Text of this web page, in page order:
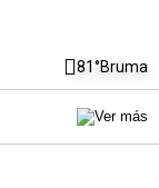
81°Bruma